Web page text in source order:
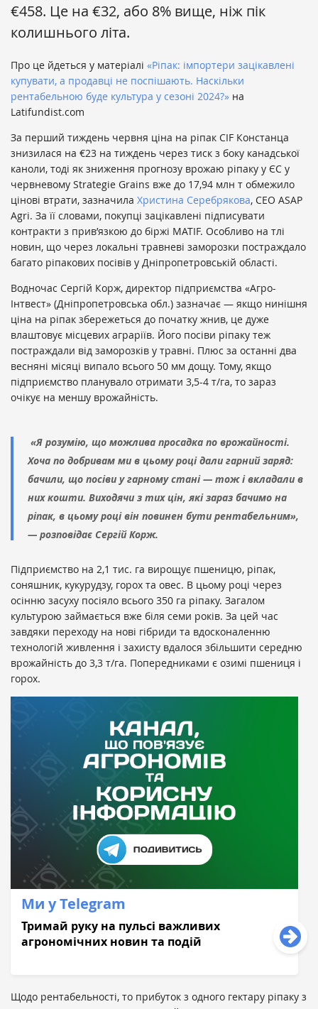
€458. Це на €32, або 8% вище, ніж пік
колишнього літа.
Про це йдеться у матеріалі «Ріпак: імпортери зацікавлені
купувати, а продавці не поспішають. Наскільки
рентабельною буде культура у сезоні 2024?» на
Latifundist.com
За перший тиждень червня ціна на ріпак CIF Констанца
знизилася на €23 на тиждень через тиск з боку канадської
каноли, тоді як зниження прогнозу врожаю ріпаку у ЄС у
червневому Strategie Grains вже до 17,94 млн т обмежило
цінові втрати, зазначила Христина Серебрякова, CEO ASAP
Agri. За її словами, покупці зацікавлені підписувати
контракти з прив’язкою до біржі MATIF. Особливо на тлі
новин, що через локальні травневі заморозки постраждало
багато ріпакових посівів у Дніпропетровській області.
Водночас Сергій Корж, директор підприємства «Агро-
Інтвест» (Дніпропетровська обл.) зазначає — якщо нинішня
ціна на ріпак збережеться до початку жнив, це дуже
влаштовує місцевих аграріїв. Його посіви ріпаку теж
постраждали від заморозків у травні. Плюс за останні два
весняні місяці випало всього 50 мм дощу. Тому, якщо
підприємство планувало отримати 3,5-4 т/га, то зараз
очікує на меншу врожайність.
«Я розумію, що можлива просадка по врожайності.
Хоча по добривам ми в цьому році дали гарний заряд:
бачили, що посіви у гарному стані — тож і вкладали в
них кошти. Виходячи з тих цін, які зараз бачимо на
ріпак, в цьому році він повинен бути рентабельним»,
— розповідає Сергій Корж.
Підприємство на 2,1 тис. га вирощує пшеницю, ріпак,
соняшник, кукурудзу, горох та овес. В цьому році через
осінню засуху посіяло всього 350 га ріпаку. Загалом
культурою займається вже біля семи років. За цей час
завдяки переходу на нові гібриди та вдосконаленню
технологій живлення і захисту вдалося збільшити середню
врожайність до 3,3 т/га. Попередниками є озимі пшениця і
горох.
Ми у Telegram
Тримай руку на пульсі важливих
агрономічних новин та подій
Щодо рентабельності, то прибуток з одного гектару ріпаку з